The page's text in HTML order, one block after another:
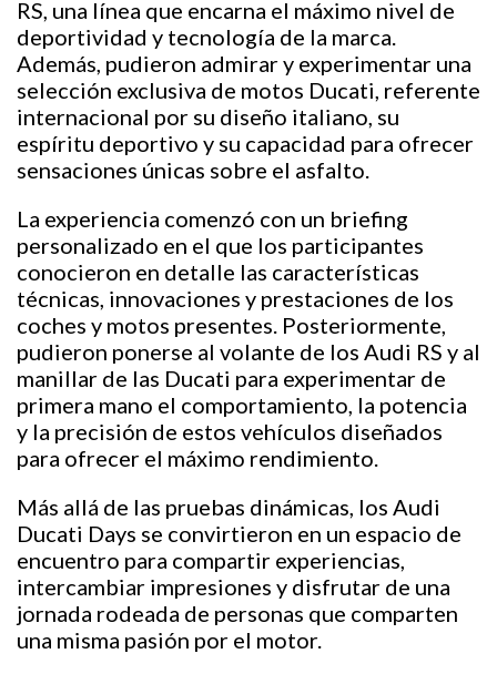
RS, una línea que encarna el máximo nivel de
deportividad y tecnología de la marca.
Además, pudieron admirar y experimentar una
selección exclusiva de motos Ducati, referente
internacional por su diseño italiano, su
espíritu deportivo y su capacidad para ofrecer
sensaciones únicas sobre el asfalto.
La experiencia comenzó con un briefing
personalizado en el que los participantes
conocieron en detalle las características
técnicas, innovaciones y prestaciones de los
coches y motos presentes. Posteriormente,
pudieron ponerse al volante de los Audi RS y al
manillar de las Ducati para experimentar de
primera mano el comportamiento, la potencia
y la precisión de estos vehículos diseñados
para ofrecer el máximo rendimiento.
Más allá de las pruebas dinámicas, los Audi
Ducati Days se convirtieron en un espacio de
encuentro para compartir experiencias,
intercambiar impresiones y disfrutar de una
jornada rodeada de personas que comparten
una misma pasión por el motor.